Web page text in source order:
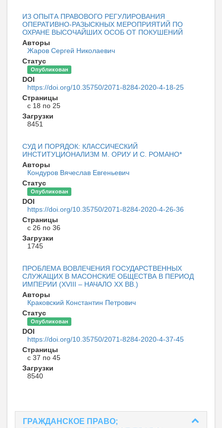
ИЗ ОПЫТА ПРАВОВОГО РЕГУЛИРОВАНИЯ
ОПЕРАТИВНО-РАЗЫСКНЫХ МЕРОПРИЯТИЙ ПО
ОХРАНЕ ВЫСОЧАЙШИХ ОСОБ ОТ ПОКУШЕНИЙ
Авторы
Жаров Сергей Николаевич
Статус
Опубликован
DOI
https://doi.org/10.35750/2071-8284-2020-4-18-25
Страницы
с 18 по 25
Загрузки
8451
СУД И ПОРЯДОК: КЛАССИЧЕСКИЙ
ИНСТИТУЦИОНАЛИЗМ М. ОРИУ И С. РОМАНО*
Авторы
Кондуров Вячеслав Евгеньевич
Статус
Опубликован
DOI
https://doi.org/10.35750/2071-8284-2020-4-26-36
Страницы
с 26 по 36
Загрузки
1745
ПРОБЛЕМА ВОВЛЕЧЕНИЯ ГОСУДАРСТВЕННЫХ
СЛУЖАЩИХ В МАСОНСКИЕ ОБЩЕСТВА В ПЕРИОД
ИМПЕРИИ (XVIII – НАЧАЛО ХХ ВВ.)
Авторы
Краковский Константин Петрович
Статус
Опубликован
DOI
https://doi.org/10.35750/2071-8284-2020-4-37-45
Страницы
с 37 по 45
Загрузки
8540
ГРАЖДАНСКОЕ ПРАВО;